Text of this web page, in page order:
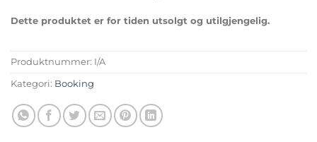
Dette produktet er for tiden utsolgt og utilgjengelig.
Produktnummer: I/A
Kategori: Booking